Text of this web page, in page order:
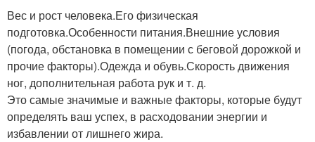
Вес и рост человека.Его физическая
подготовка.Особенности питания.Внешние условия
(погода, обстановка в помещении с беговой дорожкой и
прочие факторы).Одежда и обувь.Скорость движения
ног, дополнительная работа рук и т. д.
Это самые значимые и важные факторы, которые будут
определять ваш успех, в расходовании энергии и
избавлении от лишнего жира.